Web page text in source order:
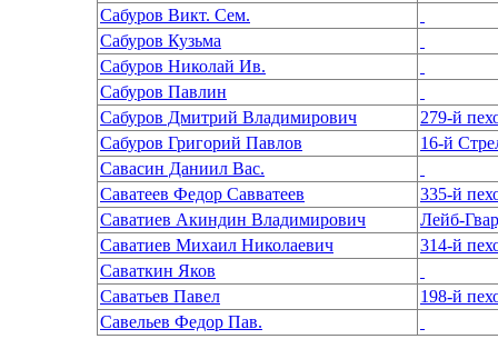
Сабуров Викт. Сем.
Сабуров Кузьма
Сабуров Николай Ив.
Сабуров Павлин
Сабуров Дмитрий Владимирович
279-й
Сабуров Григорий Павлов
Савасин Даниил Вас.
Саватеев Федор Савватеев
335-й
Саватиев Акиндин Владимирович
Лейб-
Саватиев Михаил Николаевич
314-й
Саваткин Яков
Саватьев Павел
Савельев Федор Пав.